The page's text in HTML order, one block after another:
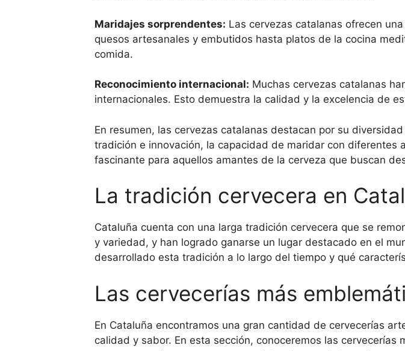
Maridajes sorprendentes: Las cervezas catalanas ofrecen
quesos artesanales y embutidos hasta platos de la cocina
comida.
Reconocimiento internacional: Muchas cervezas catalanas
internacionales. Esto demuestra la calidad y la excelencia de
En resumen, las cervezas catalanas destacan por su
tradición e innovación, la capacidad de maridar con diferentes
fascinante para aquellos amantes de la cerveza que buscan
La tradición cervecera en
Cataluña cuenta con una larga tradición cervecera que se
y variedad, y han logrado ganarse un lugar destacado en el
desarrollado esta tradición a lo largo del tiempo y qué
Las cervecerías más
En Cataluña encontramos una gran cantidad de cervecerías
calidad y sabor. En esta sección, conoceremos las